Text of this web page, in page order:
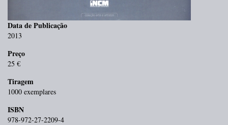
Data de Publicação
2013
Preço
25 €
Tiragem
1000 exemplares
ISBN
978-972-27-2209-4